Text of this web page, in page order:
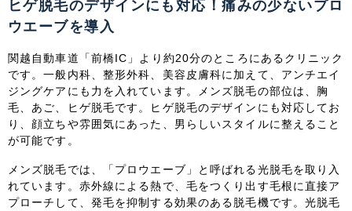
ヒゲ脱毛のデザインにも対応！痛みの少ないプロ
ウエーブを導入
関越自動車道「前橋IC」より約20分のところにあるクリニック
です。一般内科、整形外科、美容皮膚科に加えて、アンチエイ
ジングケアにも力を入れています。メンズ脱毛の部位は、胸
毛、あご、ヒゲ脱毛です。ヒゲ脱毛のデザインにも対応してお
り、顔立ちや雰囲気にあった、男らしいスタイルに整えること
が可能です。
メンズ脱毛では、「 プロウエーブ」と呼ばれる光脱毛を取り入
れています。赤外線による熱で、毛をつくり出す毛根に直接ア
プローチして、発毛を抑制する効果のある脱毛機です。光脱毛
新潟県 富山県 石川県 福井県
愛知県
関西
滋賀県 京都府 大阪府 兵庫県
奈良県 三重県 和歌山県